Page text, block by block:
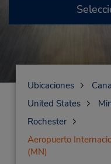
Ubicaciones
United States
Rochester
Aeropuerto
(MN)